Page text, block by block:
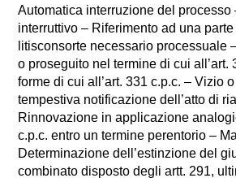
Automatica interruzione del processo
interruttivo – Riferimento ad una
litisconsorte necessario processuale
o proseguito nel termine di cui all’art.
forme di cui all’art. 331 c.p.c. – Vizio
tempestiva notificazione dell’atto di
Rinnovazione in applicazione
c.p.c. entro un termine perentorio –
Determinazione dell’estinzione del
combinato disposto degli artt. 291,